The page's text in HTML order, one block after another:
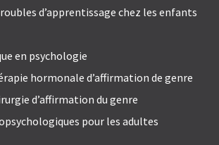
d’apprentissage chez les enfants
en psychologie
hormonale d’affirmation de genre
d’affirmation du genre
pour les adultes